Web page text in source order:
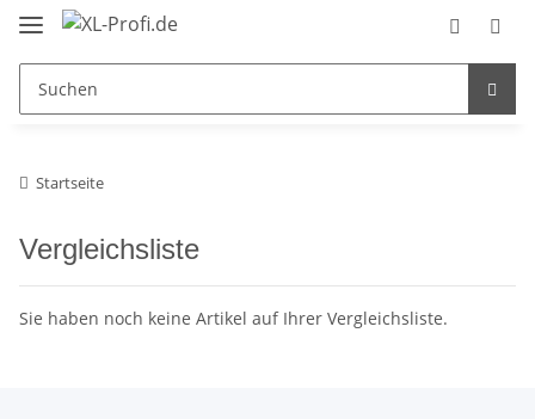
Startseite
Vergleichsliste
Sie haben noch keine Artikel auf Ihrer Vergleichsliste.